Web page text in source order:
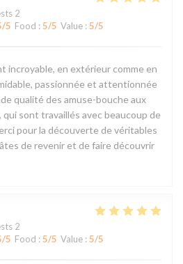
2
/5 Food : 5/5 Value : 5/5
incroyable, en extérieur comme en
passionnée et attentionnée
qualité des amuse-bouche aux
sont travaillés avec beaucoup de
pour la découverte de véritables
de revenir et de faire découvrir
2
/5 Food : 5/5 Value : 5/5